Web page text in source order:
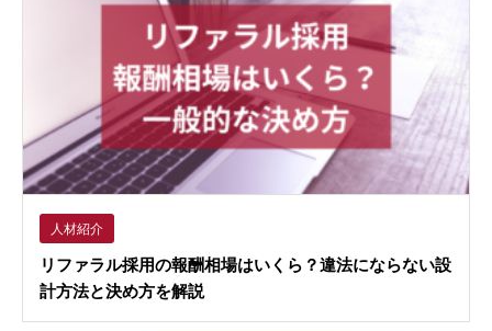
人材紹介
リファラル採用の報酬相場はいくら？違法にならない設
計方法と決め方を解説